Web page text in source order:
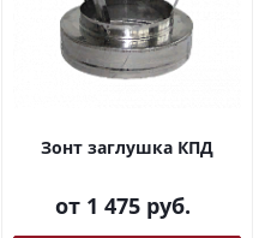
Зонт заглушка КПД
от 1 475 руб.